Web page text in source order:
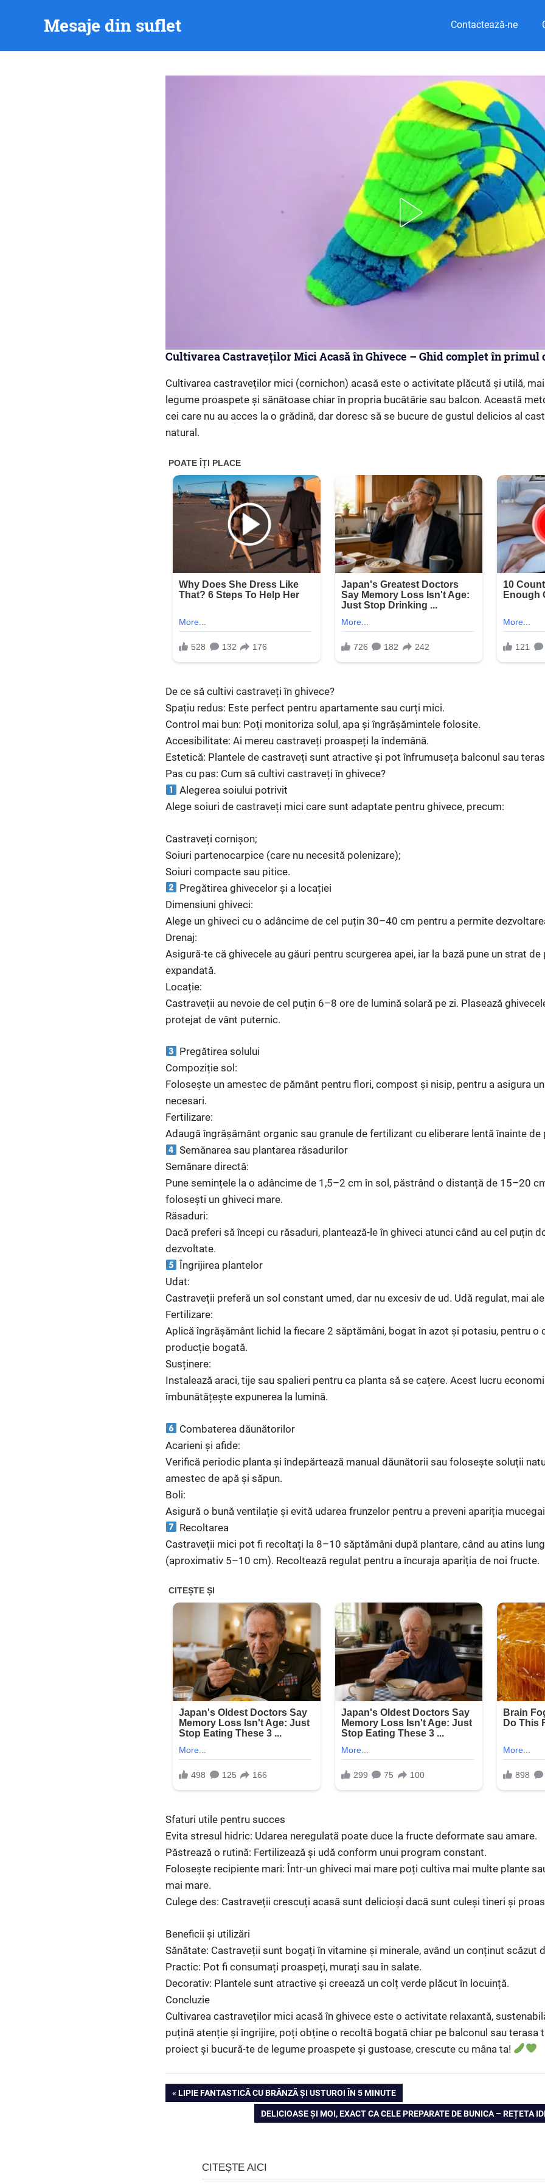
Mesaje din suflet Contactează-ne
Cultivarea Castraveților Mici Acasă în Ghivece – Ghid complet în primul
Cultivarea castraveților mici (cornichon) acasă este o activitate plăcută și utilă,
legume proaspete și sănătoase chiar în propria bucătărie sau balcon. Această
cei care nu au acces la o grădină, dar doresc să se bucure de gustul delicios al
natural.
De ce să cultivi castraveți în ghivece?
Spațiu redus: Este perfect pentru apartamente sau curți mici.
Control mai bun: Poți monitoriza solul, apa și îngrășămintele folosite.
Accesibilitate: Ai mereu castraveți proaspeți la îndemână.
Estetică: Plantele de castraveți sunt atractive și pot înfrumuseța balconul sau
Pas cu pas: Cum să cultivi castraveți în ghivece?
Alegerea soiului potrivit
Alege soiuri de castraveți mici care sunt adaptate pentru ghivece, precum:
Castraveți cornișon;
Soiuri partenocarpice (care nu necesită polenizare);
Soiuri compacte sau pitice.
Pregătirea ghivecelor și a locației
Dimensiuni ghiveci:
Alege un ghiveci cu o adâncime de cel puțin 30–40 cm pentru a permite
Drenaj:
Asigură-te că ghivecele au găuri pentru scurgerea apei, iar la bază pune un strat
expandată.
Locație:
Castraveții au nevoie de cel puțin 6–8 ore de lumină solară pe zi. Plasează
protejat de vânt puternic.
Pregătirea solului
Compoziție sol:
Folosește un amestec de pământ pentru flori, compost și nisip, pentru a asigura
necesari.
Fertilizare:
Adaugă îngrășământ organic sau granule de fertilizant cu eliberare lentă înainte de
Semănarea sau plantarea răsadurilor
Semănare directă:
Pune semințele la o adâncime de 1,5–2 cm în sol, păstrând o distanță de 15–20
folosești un ghiveci mare.
Răsaduri:
Dacă preferi să începi cu răsaduri, plantează-le în ghiveci atunci când au cel puțin
dezvoltate.
Îngrijirea plantelor
Udat:
Castraveții preferă un sol constant umed, dar nu excesiv de ud. Udă regulat, mai
Fertilizare:
Aplică îngrășământ lichid la fiecare 2 săptămâni, bogat în azot și potasiu, pentru o
producție bogată.
Susținere:
Instalează araci, tije sau spalieri pentru ca planta să se cațere. Acest lucru
îmbunătățește expunerea la lumină.
Combaterea dăunătorilor
Acarieni și afide:
Verifică periodic planta și îndepărtează manual dăunătorii sau folosește soluții
amestec de apă și săpun.
Boli:
Asigură o bună ventilație și evită udarea frunzelor pentru a preveni apariția
Recoltarea
Castraveții mici pot fi recoltați la 8–10 săptămâni după plantare, când au atins
(aproximativ 5–10 cm). Recoltează regulat pentru a încuraja apariția de noi fructe.
Sfaturi utile pentru succes
Evita stresul hidric: Udarea neregulată poate duce la fructe deformate sau amare.
Păstrează o rutină: Fertilizează și udă conform unui program constant.
Folosește recipiente mari: Într-un ghiveci mai mare poți cultiva mai multe plante
mai mare.
Culege des: Castraveții crescuți acasă sunt delicioși dacă sunt culeși tineri și
Beneficii și utilizări
Sănătate: Castraveții sunt bogați în vitamine și minerale, având un conținut scăzut
Practic: Pot fi consumați proaspeți, murați sau în salate.
Decorativ: Plantele sunt atractive și creează un colț verde plăcut în locuință.
Concluzie
Cultivarea castraveților mici acasă în ghivece este o activitate relaxantă,
puțină atenție și îngrijire, poți obține o recoltă bogată chiar pe balconul sau terasa
proiect și bucură-te de legume proaspete și gustoase, crescute cu mâna ta!
Navigare
PREVIOUS
LIPIE FANTASTICĂ CU BRÂNZĂ ȘI USTUROI ÎN 5 MINUTE
NEXT
POST:
DELICIOASE ȘI MOI, EXACT CA CELE PREPARATE DE BUNICA – REȚETA